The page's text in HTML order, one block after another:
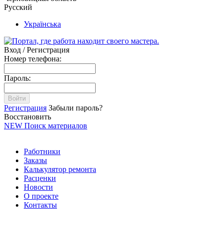
Русский
Українська
Вход / Регистрация
Номер телефона:
Пароль:
Войти
Регистрация Забыли пароль?
Восстановить
NEW Поиск материалов
Работники
Заказы
Калькулятор ремонта
Расценки
Новости
О проекте
Контакты